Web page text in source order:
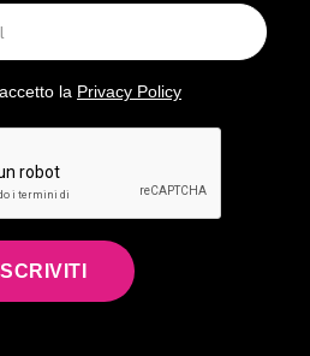
la Privacy Policy
ISCRIVITI